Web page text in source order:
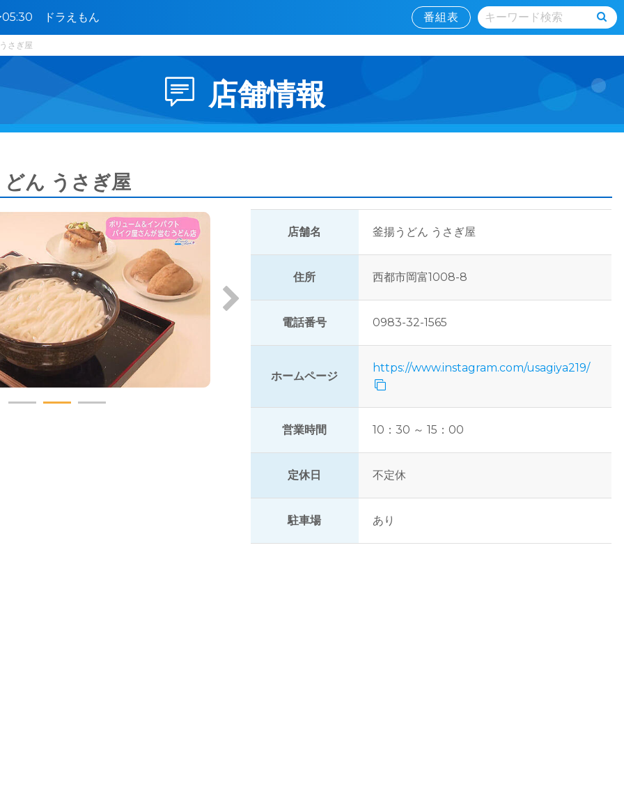
05:30 ドラえもん 番組表
さぎ屋
店舗情報
どん うさぎ屋
店舗名 釜揚うどん うさぎ屋
住所 西都市岡富1008-8
電話番号 0983-32-1565
ホームページ
https://www.instagram.com/usagiya219/
営業時間 10：30 ～ 15：00
定休日 不定休
駐車場 あり